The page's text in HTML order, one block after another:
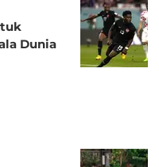
Dunia